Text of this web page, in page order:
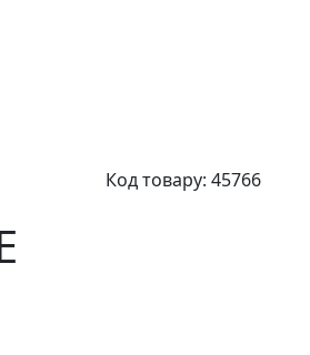
Код товару: 45766